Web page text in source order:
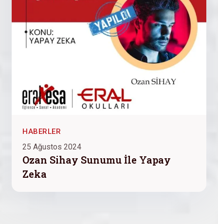
HABERLER
25 Ağustos 2024
Ozan Sihay Sunumu İle Yapay
Zeka